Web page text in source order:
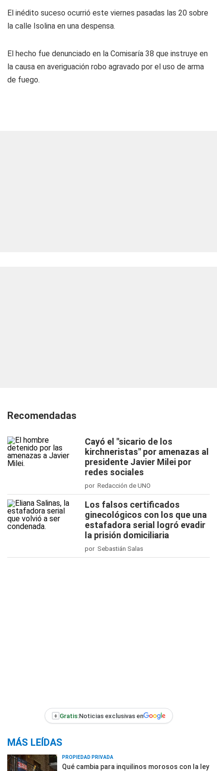
El inédito suceso ocurrió este viernes pasadas las 20 sobre
la calle Isolina en una despensa.
El hecho fue denunciado en la Comisaría 38 que instruye en
la causa en averiguación robo agravado por el uso de arma
de fuego.
Recomendadas
Cayó el "sicario de los
kirchneristas" por amenazas al
presidente Javier Milei por
redes sociales
por Redacción de UNO
Los falsos certificados
ginecológicos con los que una
estafadora serial logró evadir
la prisión domiciliaria
por Sebastián Salas
+ Gratis:Noticias exclusivas en
MÁS LEÍDAS
PROPIEDAD PRIVADA
Qué cambia para inquilinos morosos con la ley